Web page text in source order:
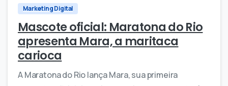
Marketing Digital
Mascote oficial: Maratona do Rio
apresenta Mara, a maritaca
carioca
A Maratona do Rio lança Mara, sua primeira